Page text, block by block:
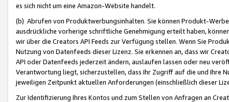
es sich nicht um eine Amazon-Website handelt.
(b) Abrufen von Produktwerbungsinhalten. Sie können Produkt-
ausdrückliche vorherige schriftliche Genehmigung erteilt haben,
wir über die Creators API Feeds zur Verfügung stellen. Wenn Sie
Nutzung von Datenfeeds dieser Lizenz. Sie erkennen an, dass wir
API oder Datenfeeds jederzeit ändern, auslaufen lassen oder neu
Verantwortung liegt, sicherzustellen, dass Ihr Zugriff auf die und Ihre
jeweiligen Zeitpunkt aktuellen Anforderungen (einschließlich dieser
Zur Identifizierung Ihres Kontos und zum Stellen von Anfragen an